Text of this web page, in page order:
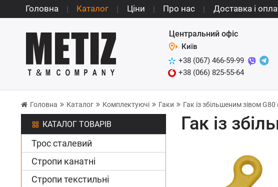
Головна Каталог Ціни Про нас Доставка і
Центральний офіс
Київ
+38 (067) 466-59-99
+38 (066) 825-55-64
Головна Каталог Комплектуючі Гаки Гак із збільшеним зівом
КАТАЛОГ ТОВАРІВ
Трос сталевий
Стропи канатні
Стропи текстильні
Гак із